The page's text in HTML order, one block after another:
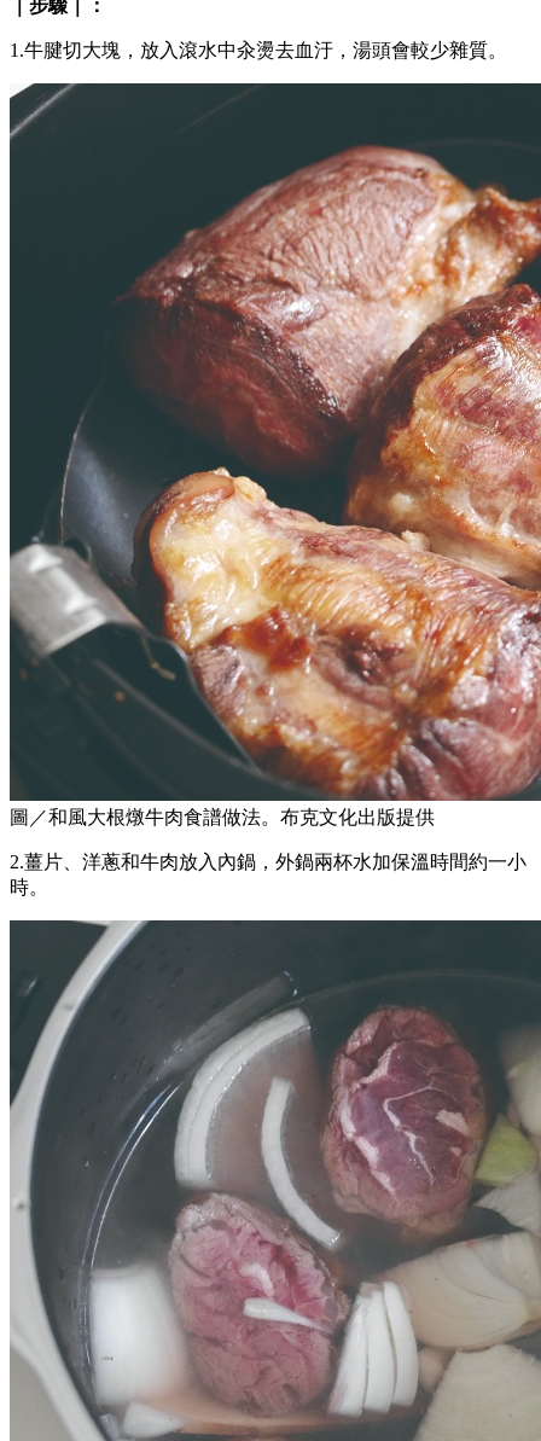
｜步驟｜：
1.牛腱切大塊，放入滾水中汆燙去血汙，湯頭會較少雜質。
圖／和風大根燉牛肉食譜做法。布克文化出版提供
2.薑片、洋蔥和牛肉放入內鍋，外鍋兩杯水加保溫時間約一小
時。